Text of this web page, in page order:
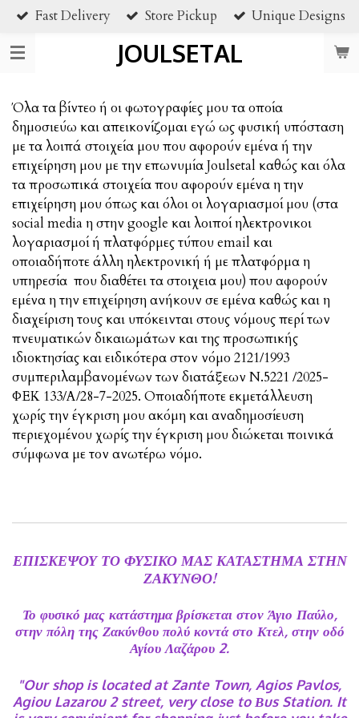
Skip
main
JOULSETAL
Fast Delivery Store Pickup Unique Designs
Όλα τα βίντεο ή οι φωτογραφίες μου τα οποία
δημοσιεύω και απεικονίζομαι εγώ ως φυσική υπόσταση
με τα λοιπά στοιχεία μου που αφορούν εμένα ή την
επιχείρηση μου με την επωνυμία Joulsetal καθώς και όλα
τα προσωπικά στοιχεία που αφορούν εμένα η την
επιχείρηση μου όπως και όλοι οι λογαριασμοί μου (στα
social media η στην google και λοιποί ηλεκτρονικοι
λογαριασμοί ή πλατφόρμες τύπου email και
οποιαδήποτε άλλη ηλεκτρονική ή με πλατφόρμα η
υπηρεσία που διαθέτει τα στοιχεια μου) που αφορούν
εμένα η την επιχείρηση ανήκουν σε εμένα καθώς και η
διαχείριση τους και υπόκεινται στους νόμους περί των
πνευματικών δικαιωμάτων και της προσωπικής
ιδιοκτησίας και ειδικότερα στον νόμο 2121/1993
συμπεριλαμβανομένων των διατάξεων Ν.5221 /2025-
ΦΕΚ 133/Α/28-7-2025. Οποιαδήποτε εκμετάλλευση
χωρίς την έγκριση μου ακόμη και αναδημοσίευση
περιεχομένου χωρίς την έγκριση μου διώκεται ποινικά
σύμφωνα με τον ανωτέρω νόμο.
ΕΠΙΣΚΕΨΟΥ ΤΟ ΦΥΣΙΚΟ ΜΑΣ ΚΑΤΑΣΤΗΜΑ ΣΤΗΝ
ΖΑΚΥΝΘΟ!
Το φυσικό μας κατάστημα βρίσκεται στον Άγιο Παύλο,
στην πόλη της Ζακύνθου πολύ κοντά στο Κτελ, στην οδό
Αγίου Λαζάρου 2.
"Our shop is located at Zante Town, Agios Pavlos,
Agiou Lazarou 2 street, very close to Βus Station. It